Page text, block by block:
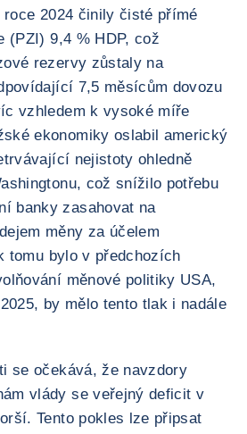
2024 činily čisté přímé
(PZI) 9,4 % HDP, což
rezervy zůstaly na
7,5 měsícům dovozu
vzhledem k vysoké míře
ekonomiky oslabil americký
nejistoty ohledně
což snížilo potřebu
banky zasahovat na
měny za účelem
tomu bylo v předchozích
měnové politiky USA,
by mělo tento tlak i nadále
se očekává, že navzdory
vlády se veřejný deficit v
Tento pokles lze připsat